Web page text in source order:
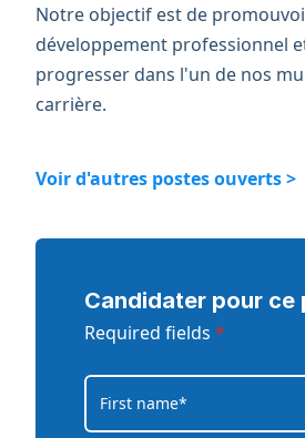
Notre objectif est de
développement professionnel
progresser dans l'un de nos
carrière.
Voir d'autres postes ouverts >
Candidater pour ce
Required fields *